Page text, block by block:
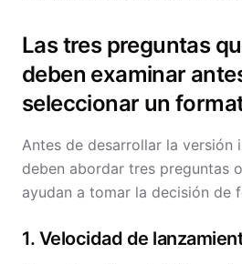
Las tres preguntas
deben examinar
seleccionar un
Antes de desarrollar la versión
deben abordar tres preguntas
ayudan a tomar la decisión de
1. Velocidad de